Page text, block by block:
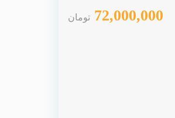
72,000,000 تومان